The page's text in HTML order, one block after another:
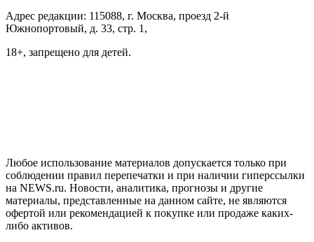
Адрес редакции: 115088, г. Москва, проезд 2-й
Южнопортовый, д. 33, стр. 1,
18+, запрещено для детей.
Любое использование материалов допускается только при
соблюдении правил перепечатки и при наличии гиперссылки
на NEWS.ru. Новости, аналитика, прогнозы и другие
материалы, представленные на данном сайте, не являются
офертой или рекомендацией к покупке или продаже каких-
либо активов.